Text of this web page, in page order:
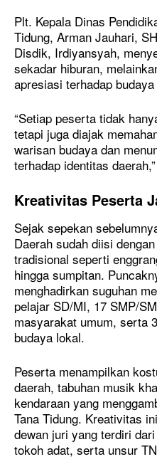
Plt. Kepala Dinas
Tidung, Arman Jauhari,
Disdik, Irdiyansyah,
sekadar hiburan,
apresiasi terhadap
“Setiap peserta tidak
tetapi juga diajak
warisan budaya dan
terhadap identitas
Kreativitas Peserta
Sejak sepekan
Daerah sudah diisi
tradisional seperti
hingga sumpitan.
menghadirkan suguhan
pelajar SD/MI, 17 SMP/
masyarakat umum, serta
budaya lokal.
Peserta menampilkan
daerah, tabuhan musik
kendaraan yang
Tana Tidung. Kreativitas
dewan juri yang terdiri
tokoh adat, serta unsur